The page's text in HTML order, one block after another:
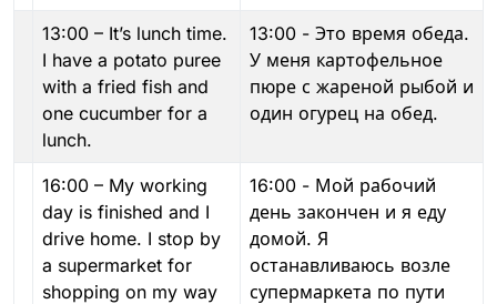
13:00 – It’s lunch time.
I have a potato puree
with a fried fish and
one cucumber for a
lunch.
13:00 - Это время обеда.
У меня картофельное
пюре с жареной рыбой и
один огурец на обед.
16:00 – My working
day is finished and I
drive home. I stop by
a supermarket for
shopping on my way
16:00 - Мой рабочий
день закончен и я еду
домой. Я
останавливаюсь возле
супермаркета по пути